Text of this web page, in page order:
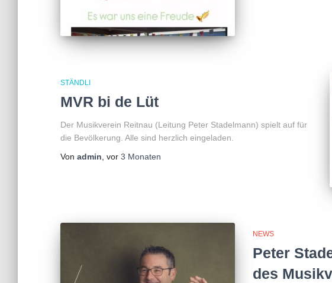
STÄNDLI
MVR bi de Lüt
Der Musikverein Reitnau (Leitung Peter Stadelmann) spielt auf für
die Bevölkerung. Alle sind herzlich eingeladen.
Von admin , vor 3 Monaten
NEWS
Peter
des